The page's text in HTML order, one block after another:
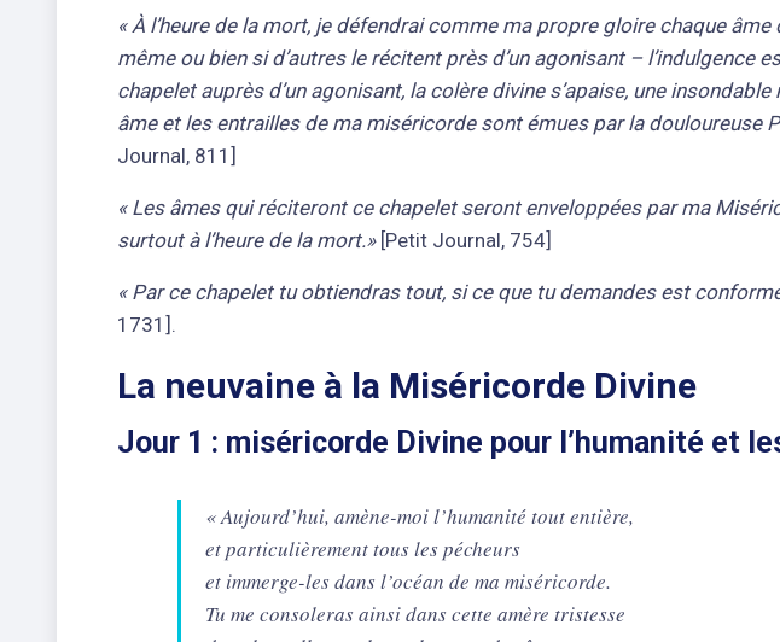
« À l’heure de la mort, je défendrai comme ma propre gloire chaque
même ou bien si d’autres le récitent près d’un agonisant – l’indulgence
chapelet auprès d’un agonisant, la colère divine s’apaise, une
âme et les entrailles de ma miséricorde sont émues par la douloureuse
Journal, 811]
« Les âmes qui réciteront ce chapelet seront enveloppées par ma
surtout à l’heure de la mort.»[Petit Journal, 754]
« Par ce chapelet tu obtiendras tout, si ce que tu demandes est
1731].
La neuvaine à la Miséricorde Divine
Jour 1 : miséricorde Divine pour l’humanité et
« Aujourd’hui, amène-moi l’humanité tout entière,
et particulièrement tous les pécheurs
et immerge-les dans l’océan de ma miséricorde.
Tu me consoleras ainsi dans cette amère tristesse